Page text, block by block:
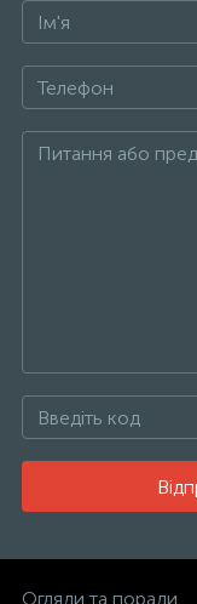
Огляди та поради